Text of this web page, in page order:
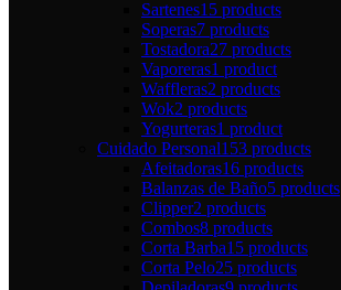
Sartenes15 products
Soperas7 products
Tostadora27 products
Vaporeras1 product
Waffleras2 products
Wok2 products
Yogurteras1 product
Cuidado Personal153 products
Afeitadoras16 products
Balanzas de Baño5 products
Clipper2 products
Combos8 products
Corta Barba15 products
Corta Pelo25 products